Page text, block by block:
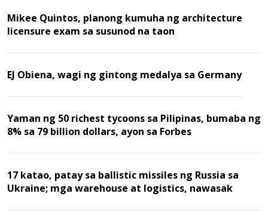
Mikee Quintos, planong kumuha ng architecture
licensure exam sa susunod na taon
EJ Obiena, wagi ng gintong medalya sa Germany
Yaman ng 50 richest tycoons sa Pilipinas, bumaba ng
8% sa 79 billion dollars, ayon sa Forbes
17 katao, patay sa ballistic missiles ng Russia sa
Ukraine; mga warehouse at logistics, nawasak